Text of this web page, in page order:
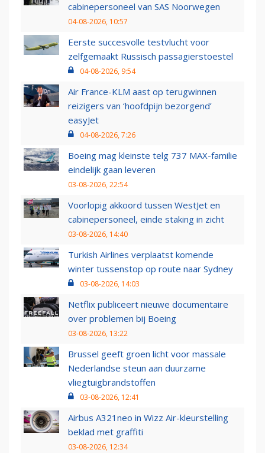
cabinepersoneel van SAS Noorwegen
04-08-2026, 10:57
Eerste succesvolle testvlucht voor
zelfgemaakt Russisch passagierstoestel
04-08-2026, 9:54
Air France-KLM aast op terugwinnen
reizigers van ‘hoofdpijn bezorgend’
easyJet
04-08-2026, 7:26
Boeing mag kleinste telg 737 MAX-familie
eindelijk gaan leveren
03-08-2026, 22:54
Voorlopig akkoord tussen WestJet en
cabinepersoneel, einde staking in zicht
03-08-2026, 14:40
Turkish Airlines verplaatst komende
winter tussenstop op route naar Sydney
03-08-2026, 14:03
Netflix publiceert nieuwe documentaire
over problemen bij Boeing
03-08-2026, 13:22
Brussel geeft groen licht voor massale
Nederlandse steun aan duurzame
vliegtuigbrandstoffen
03-08-2026, 12:41
Airbus A321neo in Wizz Air-kleurstelling
beklad met graffiti
03-08-2026, 12:34